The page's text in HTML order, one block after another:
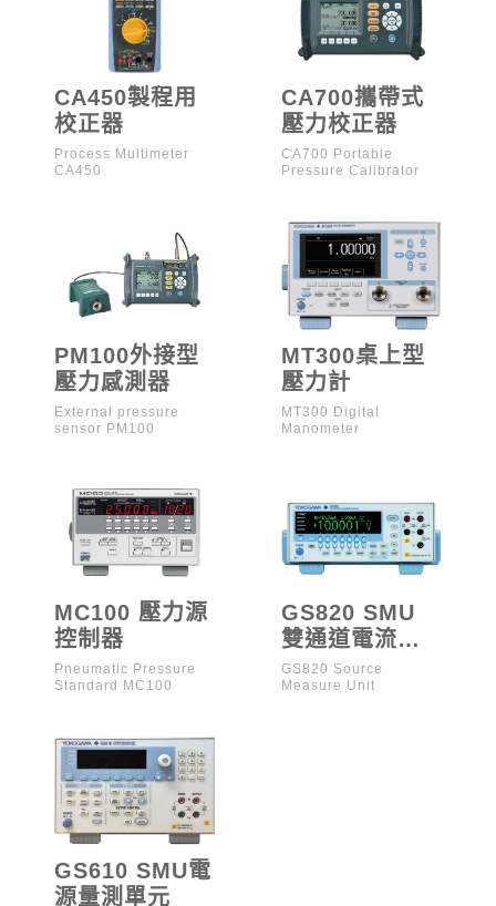
CA450製程用
校正器
Process Multimeter
CA450
CA700攜帶式
壓力校正器
CA700 Portable
Pressure Calibrator
PM100外接型
壓力感測器
External pressure
sensor PM100
MT300桌上型
壓力計
MT300 Digital
Manometer
MC100 壓力源
控制器
Pneumatic Pressure
Standard MC100
GS820 SMU
雙通道電流量
測單元
GS820 Source
Measure Unit
GS610 SMU電
源量測單元